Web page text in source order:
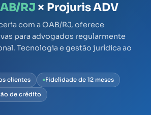
RJ × Projuris ADV
com a OAB/RJ, oferece
para advogados regularmente
Tecnologia e gestão jurídica ao
clientes Fidelidade de 12 meses
de crédito